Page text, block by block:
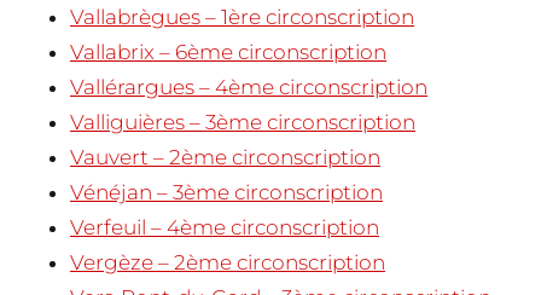
Vallabrègues – 1ère circonscription
Vallabrix – 6ème circonscription
Vallérargues – 4ème circonscription
Valliguières – 3ème circonscription
Vauvert – 2ème circonscription
Vénéjan – 3ème circonscription
Verfeuil – 4ème circonscription
Vergèze – 2ème circonscription